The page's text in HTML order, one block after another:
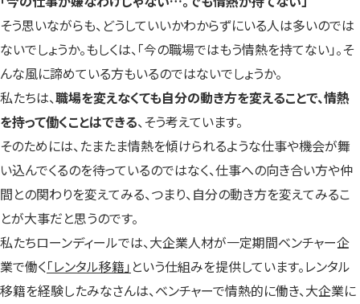
す） す）
そう思いながらも、どうしていいかわからずにいる人は多いのでは
ないでしょうか。もしくは、「今の職場ではもう情熱を持てない」。そ
んな風に諦めている方もいるのではないでしょうか。
私たちは、職場を変えなくても自分の動き方を変えることで、情熱
を持って働くことはできる、そう考えています。
そのためには、たまたま情熱を傾けられるような仕事や機会が舞
い込んでくるのを待っているのではなく、仕事への向き合い方や仲
間との関わりを変えてみる、つまり、自分の動き方を変えてみるこ
とが大事だと思うのです。
私たちローンディールでは、大企業人材が一定期間ベンチャー企
業で働く「レンタル移籍」 という仕組みを提供しています。レンタル
移籍を経験したみなさんは、ベンチャーで情熱的に働き、大企業に